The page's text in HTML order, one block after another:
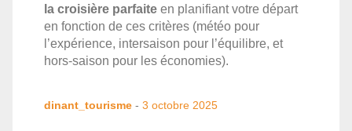
la croisière parfaite en planifiant votre départ
en fonction de ces critères (météo pour
l’expérience, intersaison pour l’équilibre, et
hors-saison pour les économies).
dinant_tourisme - 3 octobre 2025